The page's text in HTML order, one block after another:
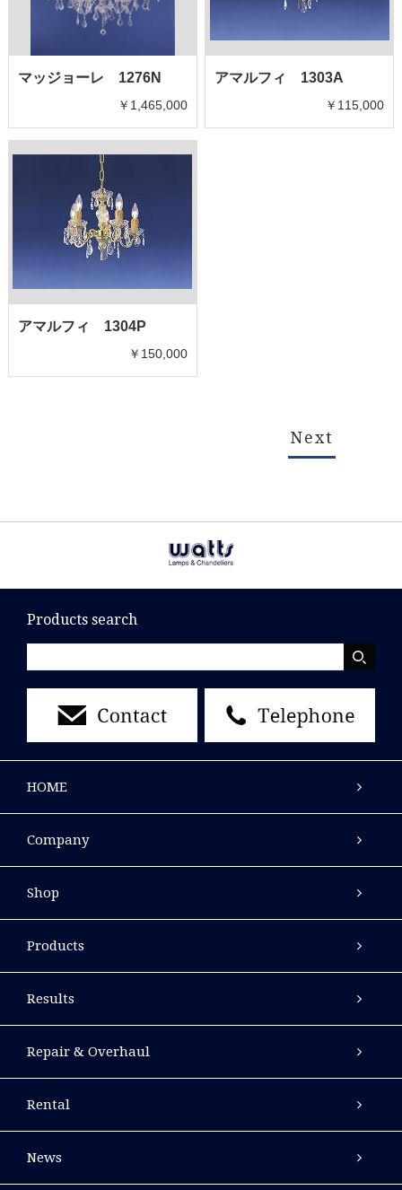
マッジョーレ 1276N
￥1,465,000
アマルフィ 1303A
￥115,000
アマルフィ 1304P
￥150,000
Next
Products search
HOME
Company
Shop
Products
Results
Repair & Overhaul
Rental
News